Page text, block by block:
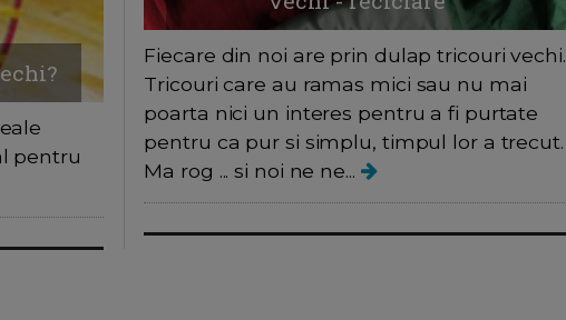
pentru
Fiecare din noi are prin dulap tricouri vechi.
Tricouri care au ramas mici sau nu mai
poarta nici un interes pentru a fi purtate
pentru ca pur si simplu, timpul lor a trecut.
Ma rog ... si noi ne ne...